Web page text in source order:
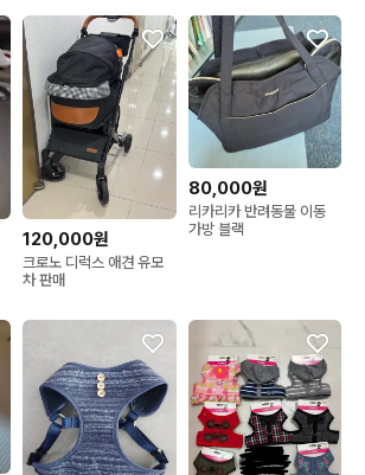
120,000원
크로노 디럭스 애견 유모
차 판매
80,000원
리카리카 반려동물 이동
가방 블랙